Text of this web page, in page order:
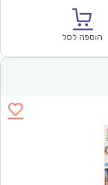
הוספה לסל